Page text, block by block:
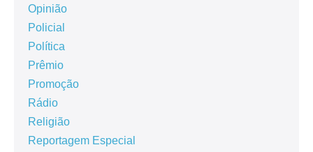
Opinião
Policial
Política
Prêmio
Promoção
Rádio
Religião
Reportagem Especial